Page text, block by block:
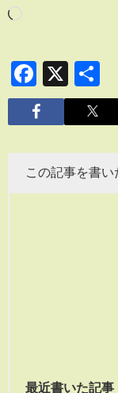
X
この記事を書い
最近書いた記事